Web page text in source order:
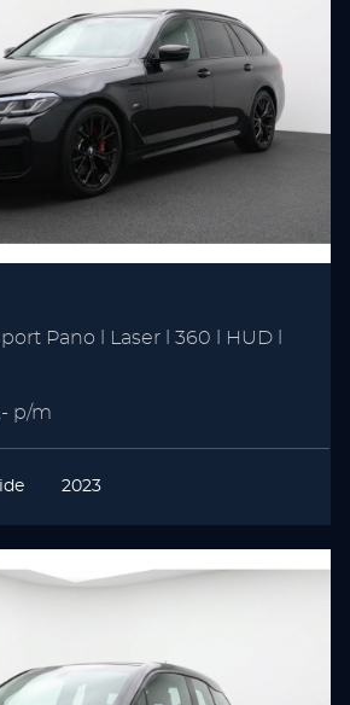
Pano l Laser l 360 l HUD l
p/m
2023